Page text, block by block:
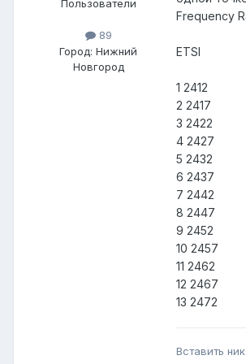
Пользователи
89
Город: Нижний
Новгород
Frequency
ETSI
1 2412
2 2417
3 2422
4 2427
5 2432
6 2437
7 2442
8 2447
9 2452
10 2457
11 2462
12 2467
13 2472
Вставить ник